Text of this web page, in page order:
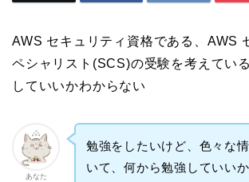
AWS セキュリティ資格である、AWS
ペシャリスト(SCS)の受験を考えてい
していいかわからない
あなた
勉強をしたいけど、色々な
いて、何から勉強していい